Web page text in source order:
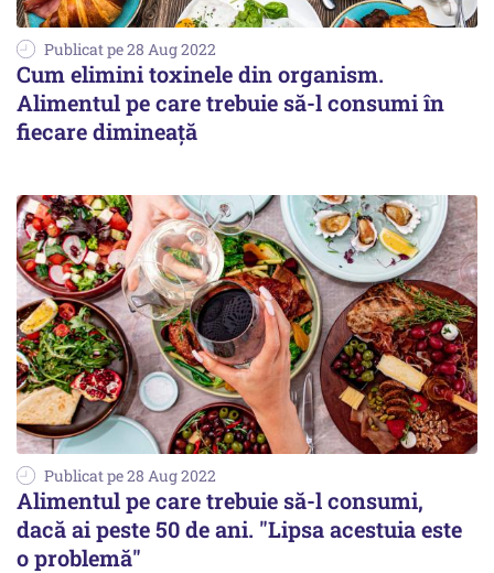
Publicat pe 28 Aug 2022
Cum elimini toxinele din organism.
Alimentul pe care trebuie să-l consumi în
fiecare dimineață
Publicat pe 28 Aug 2022
Alimentul pe care trebuie să-l consumi,
dacă ai peste 50 de ani. "Lipsa acestuia este
o problemă"